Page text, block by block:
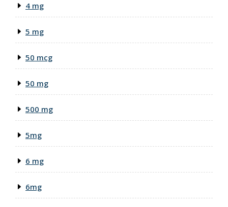
4 mg
5 mg
50 mcg
50 mg
500 mg
5mg
6 mg
6mg